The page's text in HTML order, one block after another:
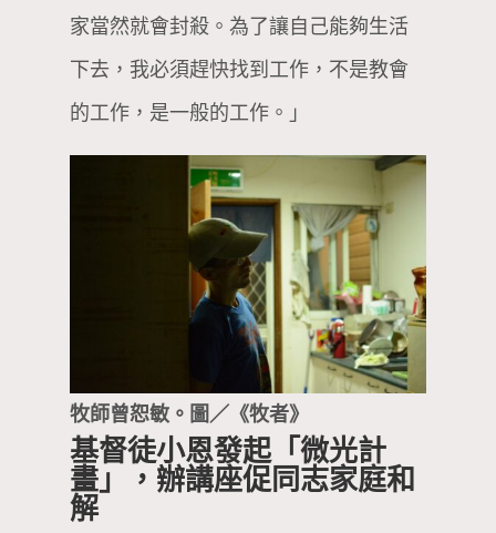
家當然就會封殺。為了讓自己能夠生活
下去，我必須趕快找到工作，不是教會
的工作，是一般的工作。」
牧師曾恕敏。圖／《牧者》
基督徒小恩發起「微光計
畫」，辦講座促同志家庭和
解